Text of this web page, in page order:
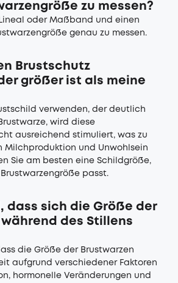
zu messen?
oder Maßband und einen
genau zu messen.
Brustschutz
größer ist als meine
verwenden, der deutlich
wird diese
ausreichend stimuliert, was zu
Milchproduktion und Unwohlsein
Sie am besten eine Schildgröße,
passt.
dass sich die Größe der
des Stillens
die Größe der Brustwarzen
aufgrund verschiedener Faktoren
hormonelle Veränderungen und